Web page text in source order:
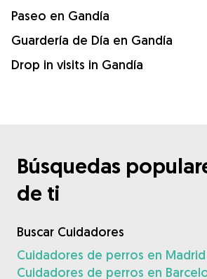
Paseo en Gandía
Guardería de Día en Gandía
Drop in visits in Gandía
Búsquedas
de ti
Buscar Cuidadores
Cuidadores de perros en Madrid
Cuidadores de perros en